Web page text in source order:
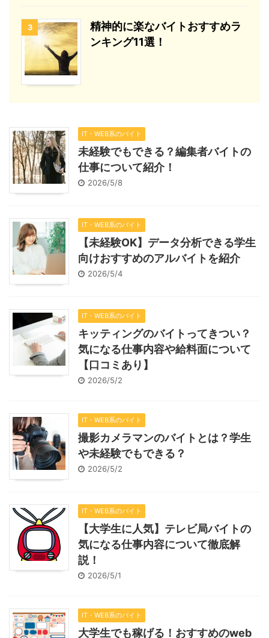
3
精神的に楽なバイトおすすめラ
ンキング11選！
IT・WEB系のバイト
未経験でもできる？編集者バイトの
仕事について紹介！
2026/5/8
IT・WEB系のバイト
【未経験OK】データ分析できる学生
向けおすすめのアルバイトを紹介
2026/5/4
IT・WEB系のバイト
キッティングのバイトってきつい？
気になる仕事内容や給料面について
【口コミあり】
2026/5/2
IT・WEB系のバイト
撮影カメラマンのバイトとは？学生
や未経験でもできる？
2026/5/2
IT・WEB系のバイト
【大学生に人気】テレビ局バイトの
気になる仕事内容について徹底解
説！
2026/5/1
IT・WEB系のバイト
大学生でも稼げる！おすすめのweb